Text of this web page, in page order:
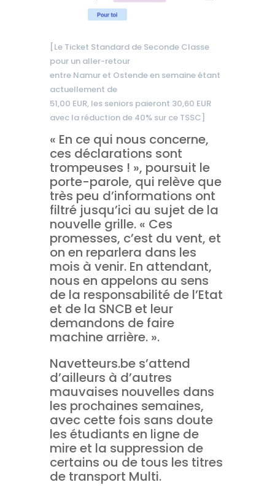
[Le Ticket Standard de Seconde Classe
pour un aller-retour
entre Namur et Ostende en semaine étant
actuellement de
51,00 EUR, les seniors paieront 30,60 EUR
avec la réduction de 40% sur ce TSSC]
« En ce qui nous concerne,
ces déclarations sont
trompeuses ! », poursuit le
porte-parole, qui relève que
très peu d’informations ont
filtré jusqu’ici au sujet de la
nouvelle grille. « Ces
promesses, c’est du vent, et
on en reparlera dans les
mois à venir. En attendant,
nous en appelons au sens
de la responsabilité de l’Etat
et de la SNCB et leur
demandons de faire
machine arrière. ».
Navetteurs.be s’attend
d’ailleurs à d’autres
mauvaises nouvelles dans
les prochaines semaines,
avec cette fois sans doute
les étudiants en ligne de
mire et la suppression de
certains ou de tous les titres
de transport Multi.